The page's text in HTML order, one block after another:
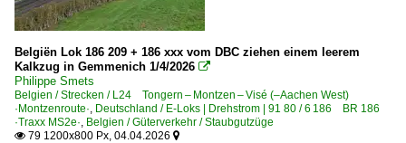
MRCE Dispolok GmbH, München ·DISPO· bis 10.2023
Railservice Alexander Neubauer GmbH, Karlsruhe
Zweikraftloks | Zweikrafthybridloks | 90 80
2 019 ·Euro9000·
Belgiën Lok 186 209 + 186 xxx vom DBC ziehen einem leerem
Kalkzug in Gemmenich 1/4/2026 
Philippe Smets
Belgien / Strecken / L24 Tongern – Montzen – Visé (–Aachen West)
·Montzenroute·, Deutschland / E-Loks | Drehstrom | 91 80 / 6 186 BR 186
·Traxx MS2e·, Belgien / Güterverkehr / Staubgutzüge
 79 1200x800 Px, 04.04.2026 